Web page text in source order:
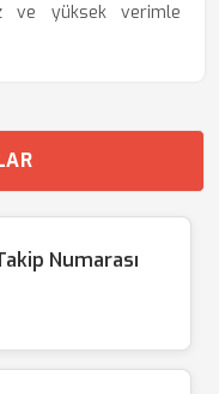
ve yüksek verimle
Numarası